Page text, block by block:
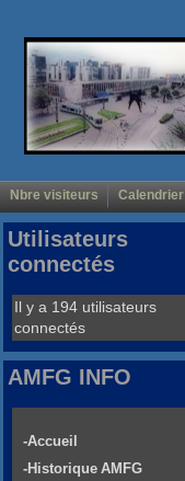
Nbre visiteurs Calendrier
Utilisateurs
connectés
Il y a 194 utilisateurs
connectés
AMFG INFO
-Accueil
-Historique AMFG